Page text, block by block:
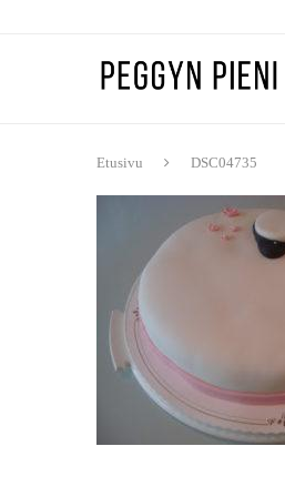
Etusivu DSC04735